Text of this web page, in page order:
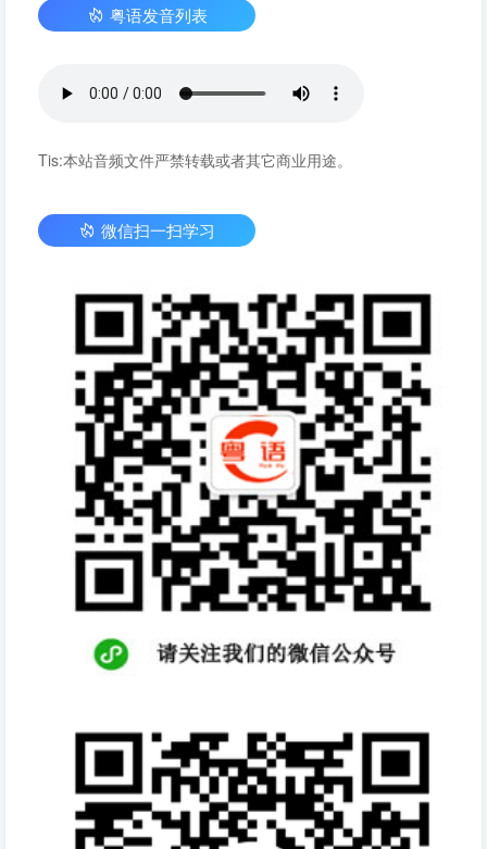
粤语发音列表
Tis:本站音频文件严禁转载或者其它商业用途。
微信扫一扫学习